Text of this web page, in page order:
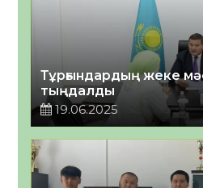
Тұрғындардың жеке
тыңдалды
19.06.2025